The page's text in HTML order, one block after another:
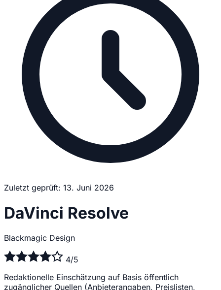
Zuletzt geprüft: 13. Juni 2026
DaVinci Resolve
Blackmagic Design
4/5
Redaktionelle Einschätzung auf Basis öffentlich
zugänglicher Quellen (Anbieterangaben, Preislisten,